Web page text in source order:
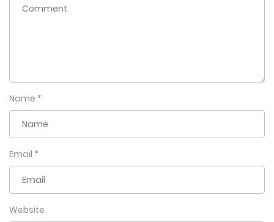
Name *
Email *
Website